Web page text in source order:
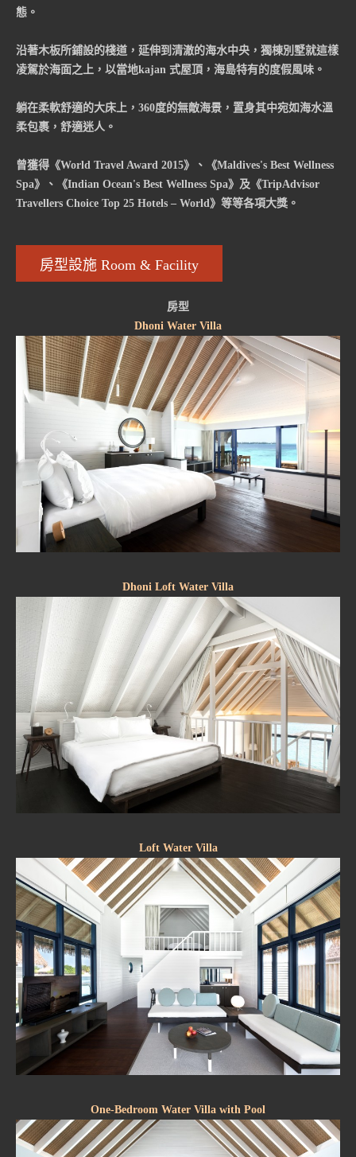
態。
沿著木板所鋪設的棧道，延伸到清澈的海水中央，獨棟別墅就這樣
凌駕於海面之上，以當地kajan 式屋頂，海島特有的度假風味。
躺在柔軟舒適的大床上，360度的無敵海景，置身其中宛如海水溫
柔包裹，舒適迷人。
曾獲得《World Travel Award 2015》、《Maldives's Best Wellness
Spa》、《Indian Ocean's Best Wellness Spa》及《TripAdvisor
Travellers Choice Top 25 Hotels – World》等等各項大獎。
房型設施 Room & Facility
房型
Dhoni Water Villa
Dhoni Loft Water Villa
Loft Water Villa
One-Bedroom Water Villa with Pool